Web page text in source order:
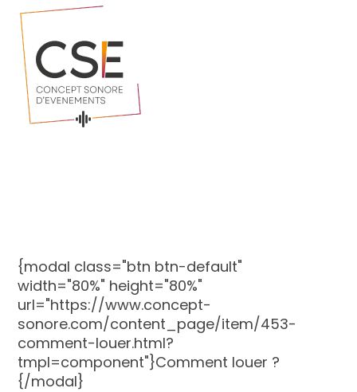
{modal class="btn btn-default"
width="80%" height="80%"
url="https://www.concept-
sonore.com/content_page/item/453-
comment-louer.html?
tmpl=component"}Comment louer ?
{/modal}